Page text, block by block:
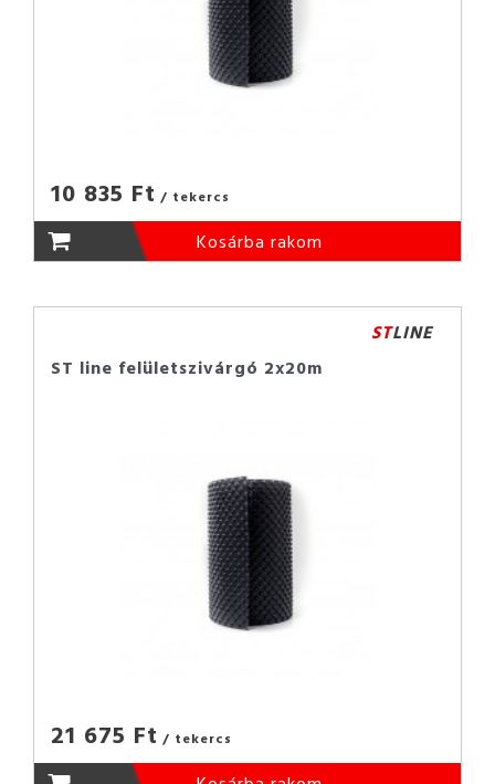
10 835 Ft / tekercs
Kosárba rakom
STLINE
ST line felületszivárgó 2x20m
21 675 Ft / tekercs